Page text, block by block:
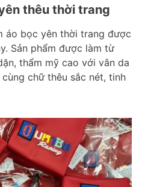
thêu thời trang
áo bọc yên thời trang được
Sản phẩm được làm từ
thẩm mỹ cao với vân da
chữ thêu sắc nét, tinh